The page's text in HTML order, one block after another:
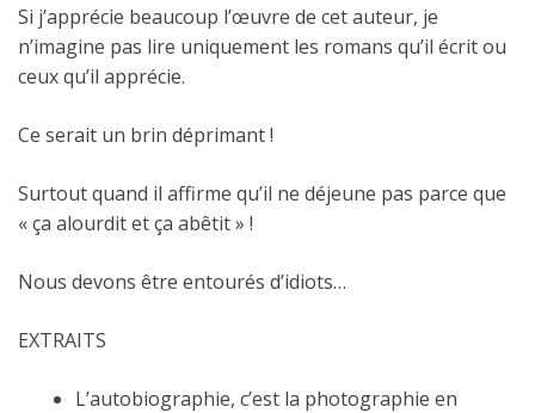
Si j’apprécie beaucoup l’œuvre de cet auteur, je
n’imagine pas lire uniquement les romans qu’il écrit ou
ceux qu’il apprécie.
Ce serait un brin déprimant !
Surtout quand il affirme qu’il ne déjeune pas parce que
« ça alourdit et ça abêtit » !
Nous devons être entourés d’idiots…
EXTRAITS
L’autobiographie, c’est la photographie en